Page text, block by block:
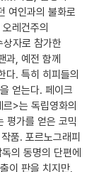
여인과의 불화로
레건주의
자로 참가한
과, 예전 함께
다. 특히 히피들의
얻는다. 페이크
>는 독립영화의
평가를 얻은 코믹
품. 포르노그래피
의 동명의 단편에
이 판을 치지만,